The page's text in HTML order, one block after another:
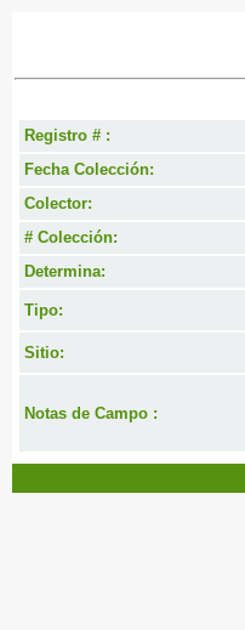
Registro # :
Fecha Colección:
Colector:
# Colección:
Determina:
Tipo:
Sitio:
Notas de Campo :